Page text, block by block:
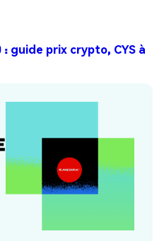
: guide prix crypto, CYS à